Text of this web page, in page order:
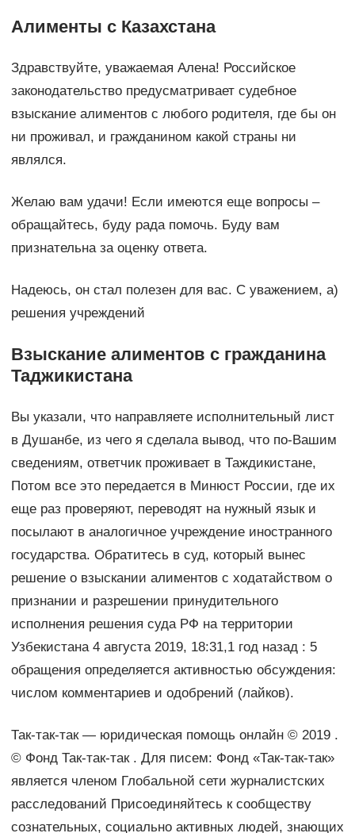
Алименты с Казахстана
Здравствуйте, уважаемая Алена! Российское
законодательство предусматривает судебное
взыскание алиментов с любого родителя, где бы он
ни проживал, и гражданином какой страны ни
являлся.
Желаю вам удачи! Если имеются еще вопросы –
обращайтесь, буду рада помочь. Буду вам
признательна за оценку ответа.
Надеюсь, он стал полезен для вас. С уважением, а)
решения учреждений
Взыскание алиментов с гражданина
Таджикистана
Вы указали, что направляете исполнительный лист
в Душанбе, из чего я сделала вывод, что по-Вашим
сведениям, ответчик проживает в Таждикистане,
Потом все это передается в Минюст России, где их
еще раз проверяют, переводят на нужный язык и
посылают в аналогичное учреждение иностранного
государства. Обратитесь в суд, который вынес
решение о взыскании алиментов с ходатайством о
признании и разрешении принудительного
исполнения решения суда РФ на территории
Узбекистана 4 августа 2019, 18:31,1 год назад : 5
обращения определяется активностью обсуждения:
числом комментариев и одобрений (лайков).
Так-так-так — юридическая помощь онлайн © 2019 .
© Фонд Так-так-так . Для писем: Фонд «Так-так-так»
является членом Глобальной сети журналистских
расследований Присоединяйтесь к сообществу
созна­тель­ных, соци­ально активных людей, знающих